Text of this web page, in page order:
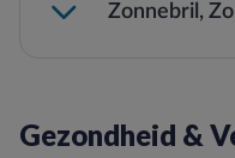
Zonnebril,
Voldoende
Gezondheid &